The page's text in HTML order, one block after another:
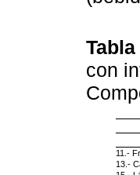
Tabla
con
11.-
13.-